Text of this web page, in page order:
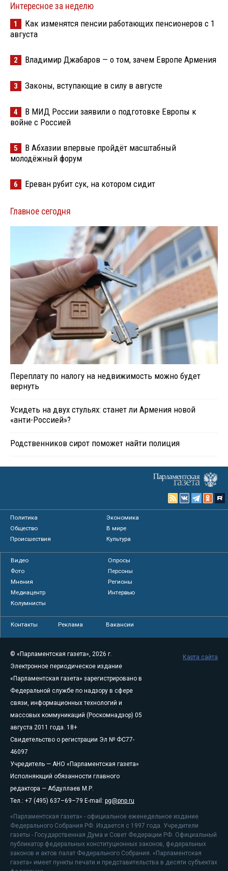
Интересное за неделю
1
Как изменятся пенсии работающих пенсионеров с 1
августа
2 Владимир Джабаров — о том, зачем Европе Армения
3 Законы, вступающие в силу в августе
4
В МИД России заявили о подготовке Европы к
войне с Россией
5
В Абхазии впервые пройдёт масштабный
молодёжный форум
6 Ереван рубит сук, на котором сидит
Главное сегодня
Переплату по налогу на недвижимость можно будет
вернуть
Усидеть на двух стульях: станет ли Армения новой
«анти-Россией»?
Родственников сирот поможет найти полиция
Политика
Экономика
Общество
В мире
Происшествия
Культура
Видео
Опросы
Фото
Персоны
Мнения
Регионы
Медиацентр
Интервью
Колумнисты
Контакты Реклама Вакансии
© «Парламентская газета», 2026 г.
Электронное периодическое издание
«Парламентская газета» зарегистрировано в
Федеральной службе по надзору в сфере
связи, информационных технологий и
массовых коммуникаций (Роскомнадзор) 05
августа 2011 года. 18+
Свидетельство о регистрации Эл № ФС77-
46097
Учредитель — АНО «Парламентская газета»
Исполняющий обязанности главного
редактора — Абдуллаев М.Р.
Тел.: +7 (495) 637–69–79 E-mail: pg@pnp.ru
«Парламентская газета» - официальное еженедельное издание
Федерального Собрания РФ. Издается с 1997 года. Учредители
газеты - Государственная Дума и Совет Федерации РФ. Официальный
публикатор федеральных конституционных законов, федеральных
законов и актов палат Федерального Собрания. «Парламентская
газета» имеет пункты печати и представительства в десяти субъектах
Карта сайта